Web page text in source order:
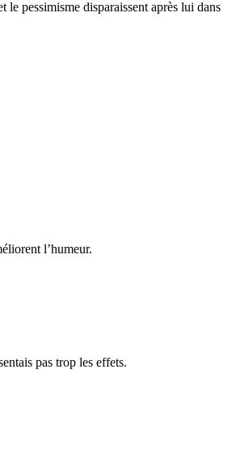
le pessimisme disparaissent après lui dans
l’humeur.
pas trop les effets.